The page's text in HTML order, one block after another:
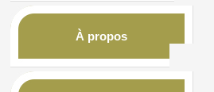
À propos